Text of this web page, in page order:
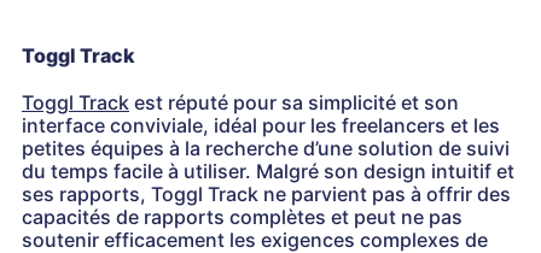
Toggl Track
Toggl Track est réputé pour sa simplicité et son
interface conviviale, idéal pour les freelancers et les
petites équipes à la recherche d’une solution de suivi
du temps facile à utiliser. Malgré son design intuitif et
ses rapports, Toggl Track ne parvient pas à offrir des
capacités de rapports complètes et peut ne pas
soutenir efficacement les exigences complexes de